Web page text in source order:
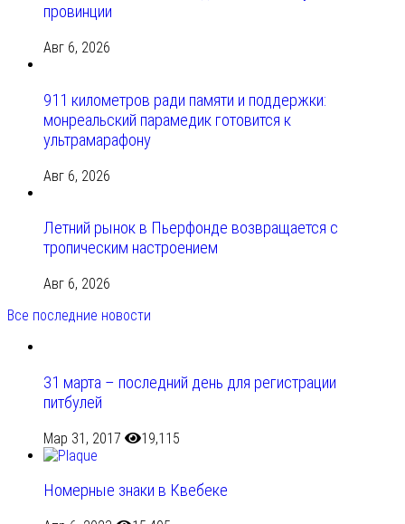
провинции
Авг 6, 2026
911 километров ради памяти и поддержки:
монреальский парамедик готовится к
ультрамарафону
Авг 6, 2026
Летний рынок в Пьерфонде возвращается с
тропическим настроением
Авг 6, 2026
Все последние новости
31 марта – последний день для регистрации
питбулей
Мар 31, 2017 19,115
Номерные знаки в Квебеке